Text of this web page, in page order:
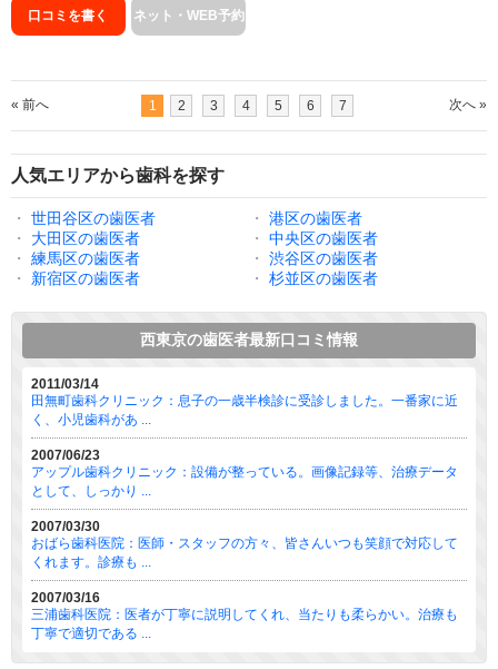
口コミを書く ネット・WEB予約
« 前へ 1 2 3 4 5 6 7 次へ »
人気エリアから歯科を探す
・ 世田谷区の歯医者 ・
港区の歯医者
・
大田区の歯医者 ・
中央区の歯医者
・
練馬区の歯医者 ・
渋谷区の歯医者
・
新宿区の歯医者 ・ 杉並区の歯医者
西東京の歯医者最新口コミ情報
2011/03/14
田無町歯科クリニック：息子の一歳半検診に受診しました。一番家に近
く、小児歯科があ ...
2007/06/23
アップル歯科クリニック：設備が整っている。画像記録等、治療データ
として、しっかり ...
2007/03/30
おばら歯科医院：医師・スタッフの方々、皆さんいつも笑顔で対応して
くれます。診療も ...
2007/03/16
三浦歯科医院：医者が丁寧に説明してくれ、当たりも柔らかい。治療も
丁寧で適切である ...